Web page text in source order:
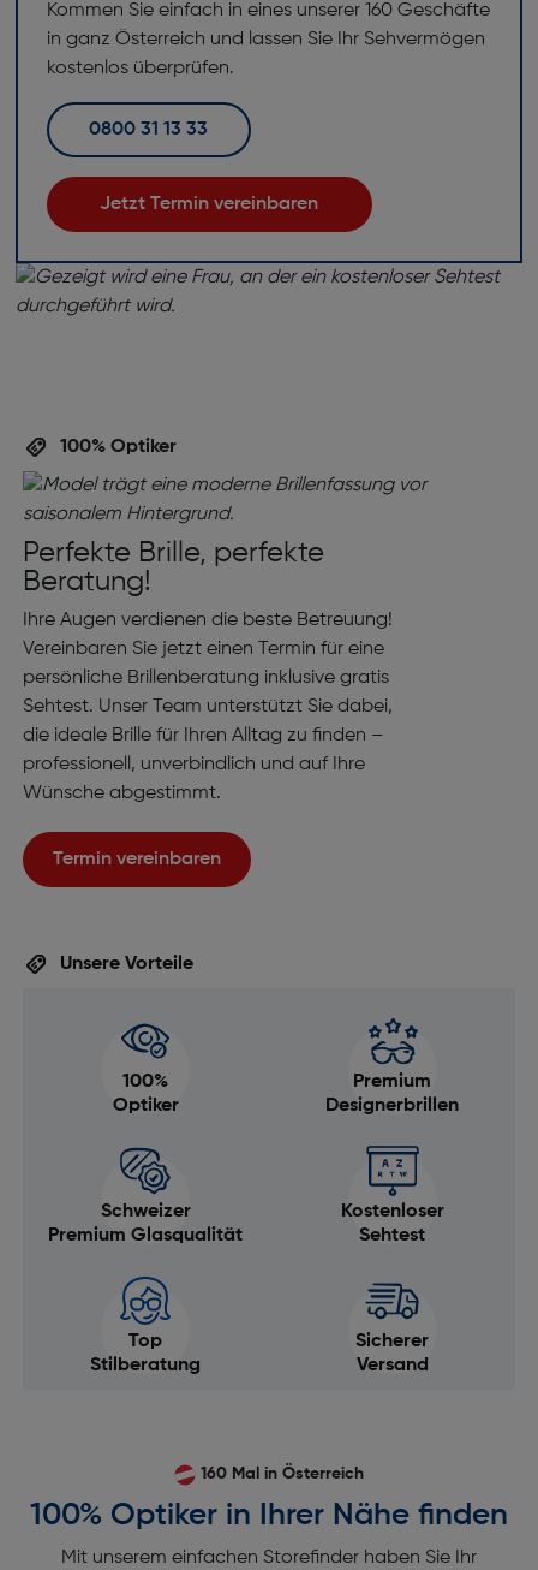
Kommen Sie einfach in eines unserer 160 Geschäfte
in ganz Österreich und lassen Sie Ihr Sehvermögen
kostenlos überprüfen.
0800 31 13 33
Jetzt Termin vereinbaren
100% Optiker
Perfekte Brille, perfekte
Beratung!
Ihre Augen verdienen die beste Betreuung!
Vereinbaren Sie jetzt einen Termin für eine
persönliche Brillenberatung inklusive gratis
Sehtest. Unser Team unterstützt Sie dabei,
die ideale Brille für Ihren Alltag zu finden –
professionell, unverbindlich und auf Ihre
Wünsche abgestimmt.
Termin vereinbaren
Unsere Vorteile
100%
Optiker
Premium
Designerbrillen
Schweizer
Premium Glasqualität
Kostenloser
Sehtest
Top
Stilberatung
Sicherer
Versand
160 Mal in Österreich
100% Optiker in Ihrer Nähe finden
Mit unserem einfachen Storefinder haben Sie Ihr